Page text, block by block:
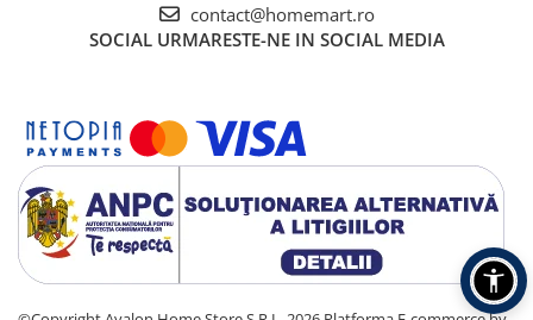
contact@homemart.ro
SOCIAL URMARESTE-NE IN SOCIAL MEDIA